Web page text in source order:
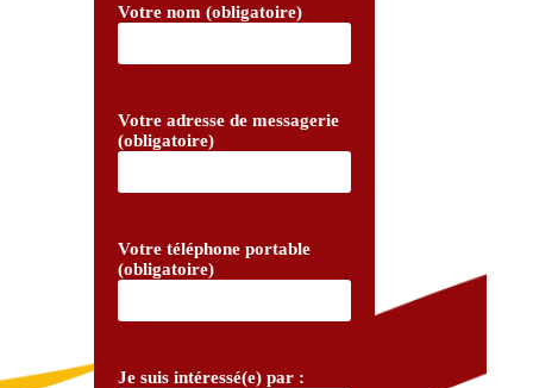
Votre nom (obligatoire)
Votre adresse de messagerie
(obligatoire)
Votre téléphone portable
(obligatoire)
Je suis intéressé(e) par :